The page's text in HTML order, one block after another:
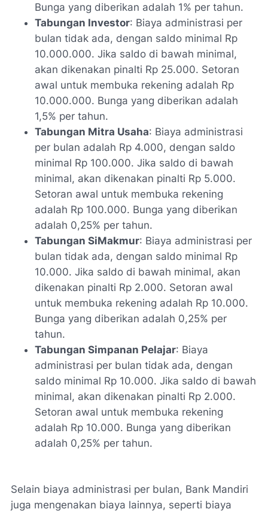
Bunga yang diberikan adalah 1% per tahun.
Tabungan Investor: Biaya administrasi per
bulan tidak ada, dengan saldo minimal Rp
10.000.000. Jika saldo di bawah minimal,
akan dikenakan pinalti Rp 25.000. Setoran
awal untuk membuka rekening adalah Rp
10.000.000. Bunga yang diberikan adalah
1,5% per tahun.
Tabungan Mitra Usaha: Biaya administrasi
per bulan adalah Rp 4.000, dengan saldo
minimal Rp 100.000. Jika saldo di bawah
minimal, akan dikenakan pinalti Rp 5.000.
Setoran awal untuk membuka rekening
adalah Rp 100.000. Bunga yang diberikan
adalah 0,25% per tahun.
Tabungan SiMakmur: Biaya administrasi per
bulan tidak ada, dengan saldo minimal Rp
10.000. Jika saldo di bawah minimal, akan
dikenakan pinalti Rp 2.000. Setoran awal
untuk membuka rekening adalah Rp 10.000.
Bunga yang diberikan adalah 0,25% per
tahun.
Tabungan Simpanan Pelajar: Biaya
administrasi per bulan tidak ada, dengan
saldo minimal Rp 10.000. Jika saldo di bawah
minimal, akan dikenakan pinalti Rp 2.000.
Setoran awal untuk membuka rekening
adalah Rp 10.000. Bunga yang diberikan
adalah 0,25% per tahun.
Selain biaya administrasi per bulan, Bank Mandiri
juga mengenakan biaya lainnya, seperti biaya